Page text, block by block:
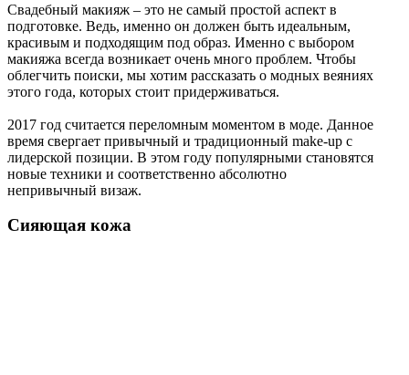
Свадебный макияж – это не самый простой аспект в
подготовке. Ведь, именно он должен быть идеальным,
красивым и подходящим под образ. Именно с выбором
макияжа всегда возникает очень много проблем. Чтобы
облегчить поиски, мы хотим рассказать о модных веяниях
этого года, которых стоит придерживаться.
2017 год считается переломным моментом в моде. Данное
время свергает привычный и традиционный make-up с
лидерской позиции. В этом году популярными становятся
новые техники и соответственно абсолютно
непривычный визаж.
Сияющая кожа